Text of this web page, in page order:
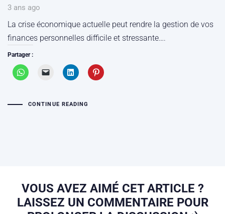
3 ans ago
La crise économique actuelle peut rendre la gestion de vos
finances personnelles difficile et stressante….
Partager :
CONTINUE READING
VOUS AVEZ AIMÉ CET ARTICLE ?
LAISSEZ UN COMMENTAIRE POUR